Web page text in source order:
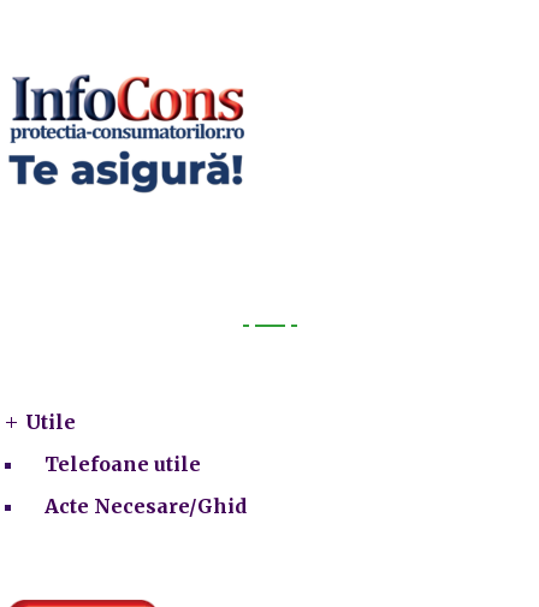
Utile
Telefoane utile
Acte Necesare/Ghid